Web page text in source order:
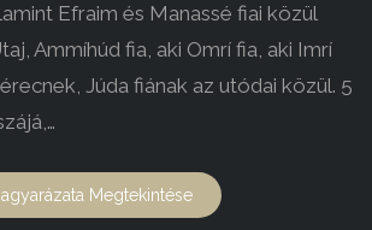
Efraim és Manassé fiai közül
Ammíhúd fia, aki Omrí fia, aki Imrí
Júda fiának az utódai közül. 5
Megtekintése